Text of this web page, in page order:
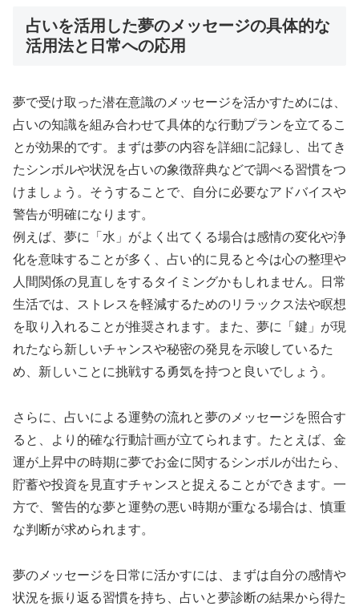
占いを活用した夢のメッセージの具体的な
活用法と日常への応用
夢で受け取った潜在意識のメッセージを活かすためには、
占いの知識を組み合わせて具体的な行動プランを立てるこ
とが効果的です。まずは夢の内容を詳細に記録し、出てき
たシンボルや状況を占いの象徴辞典などで調べる習慣をつ
けましょう。そうすることで、自分に必要なアドバイスや
警告が明確になります。
例えば、夢に「水」がよく出てくる場合は感情の変化や浄
化を意味することが多く、占い的に見ると今は心の整理や
人間関係の見直しをするタイミングかもしれません。日常
生活では、ストレスを軽減するためのリラックス法や瞑想
を取り入れることが推奨されます。また、夢に「鍵」が現
れたなら新しいチャンスや秘密の発見を示唆しているた
め、新しいことに挑戦する勇気を持つと良いでしょう。
さらに、占いによる運勢の流れと夢のメッセージを照合す
ると、より的確な行動計画が立てられます。たとえば、金
運が上昇中の時期に夢でお金に関するシンボルが出たら、
貯蓄や投資を見直すチャンスと捉えることができます。一
方で、警告的な夢と運勢の悪い時期が重なる場合は、慎重
な判断が求められます。
夢のメッセージを日常に活かすには、まずは自分の感情や
状況を振り返る習慣を持ち、占いと夢診断の結果から得た